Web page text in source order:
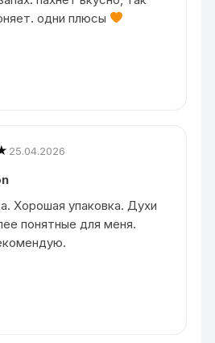
одни плюсы
25.04.2026
Хорошая упаковка. Духи
понятные для меня.